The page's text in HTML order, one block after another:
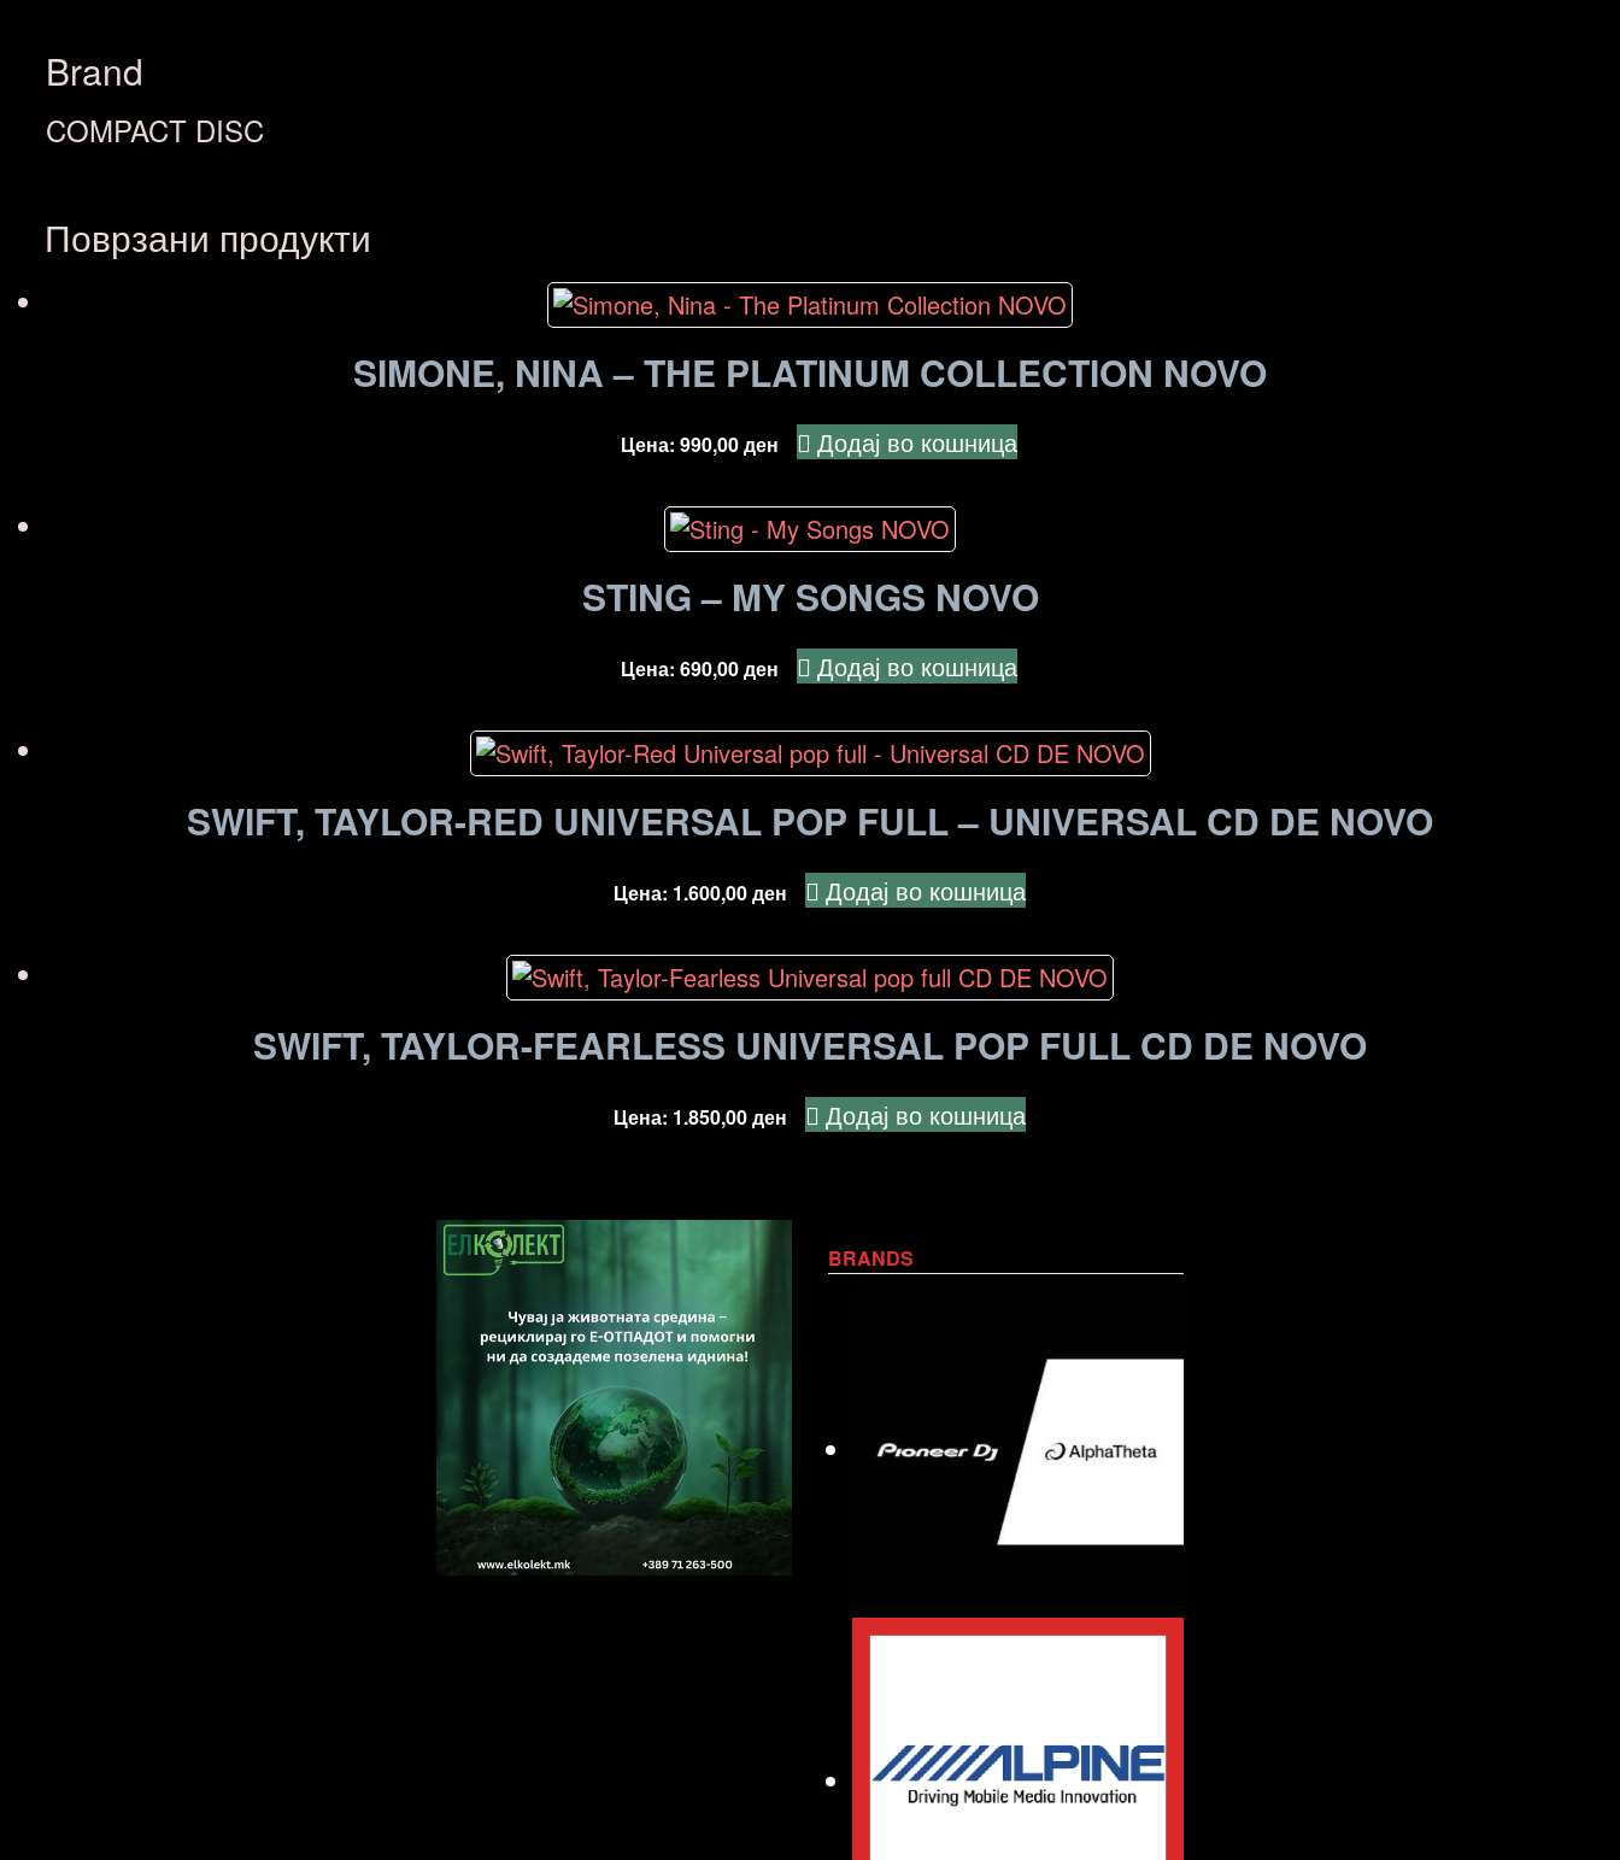
Brand
COMPACT DISC
Поврзани продукти
SIMONE, NINA – THE PLATINUM COLLECTION NOVO
Цена: 990,00ден Додај во кошница
STING – MY SONGS NOVO
Цена: 690,00ден Додај во кошница
SWIFT, TAYLOR-RED UNIVERSAL POP FULL – UNIVERSAL CD DE NOVO
Цена: 1.600,00ден Додај во кошница
SWIFT, TAYLOR-FEARLESS UNIVERSAL POP FULL CD DE NOVO
Цена: 1.850,00ден Додај во кошница
BRANDS